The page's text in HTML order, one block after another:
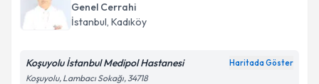
Genel Cerrahi
İstanbul, Kadıköy
Koşuyolu İstanbul Medipol Hastanesi Haritada Göster
Koşuyolu, Lambacı Sokağı, 34718